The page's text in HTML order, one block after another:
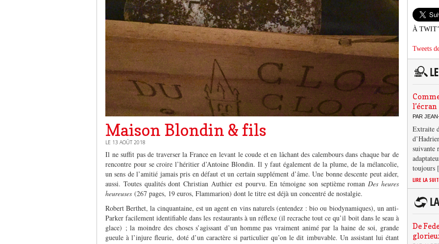
Maison Blondin & fils
LE 13 AOÛT 2018
Il ne suffit pas de traverser la France en levant le coude et en lâchant des calembours dans chaque bar de
rencontre pour se croire l’héritier d’Antoine Blondin. Il y faut également de la plume, de la mélancolie,
un sens de l’amitié jamais pris en défaut et un certain supplément d’âme. Une bonne descente peut aider,
aussi. Toutes qualités dont Christian Authier est pourvu. En témoigne son septième romanDes heures
heureuses (267 pages, 19 euros, Flammarion) dont le titre est déjà un concentré de nostalgie.
Robert Berthet, la cinquantaine, est un agent en vins naturels (entendez : bio ou biodynamiques), un anti-
Parker facilement identifiable dans les restaurants à un réflexe (il recrache tout ce qu’il boit dans le seau à
glace) ; la moindre des choses s’agissant d’un homme pas vraiment animé par la haine de soi, grande
gueule à l’injure fleurie, doté d’un caractère si particulier qu’on le dit imbuvable. Un assistant lui étant
À
Tweets
l’écran
PAR
Extraite
suivante
LIRE LA
De